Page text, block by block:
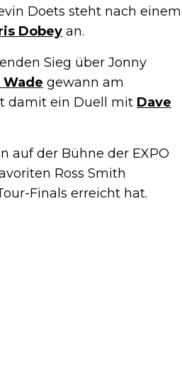
Doets steht nach einem
Dobey an.
Sieg über Jonny
Wade gewann am
damit ein Duell mit Dave
auf der Bühne der EXPO
Ross Smith
Finals erreicht hat.